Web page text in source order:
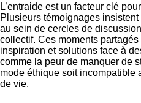
L’entraide est un facteur clé
Plusieurs témoignages
au sein de cercles de
collectif. Ces moments
inspiration et solutions face à
comme la peur de manquer de
mode éthique soit incompatible
de vie.